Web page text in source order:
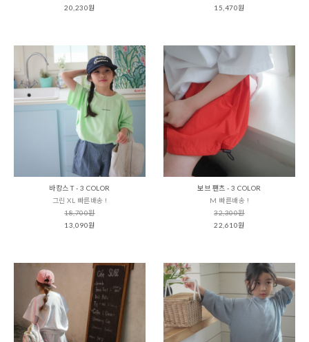
20,230원
15,470원
바캉스 T - 3 COLOR
그린 XL 빠른배송 !
18,700원
13,090원
보브 팬츠 - 3 COLOR
M 빠른배송 !
32,300원
22,610원